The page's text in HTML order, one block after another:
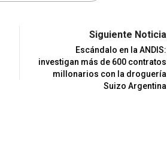
Siguiente Noticia
Escándalo en la ANDIS:
investigan más de 600 contratos
millonarios con la droguería
Suizo Argentina